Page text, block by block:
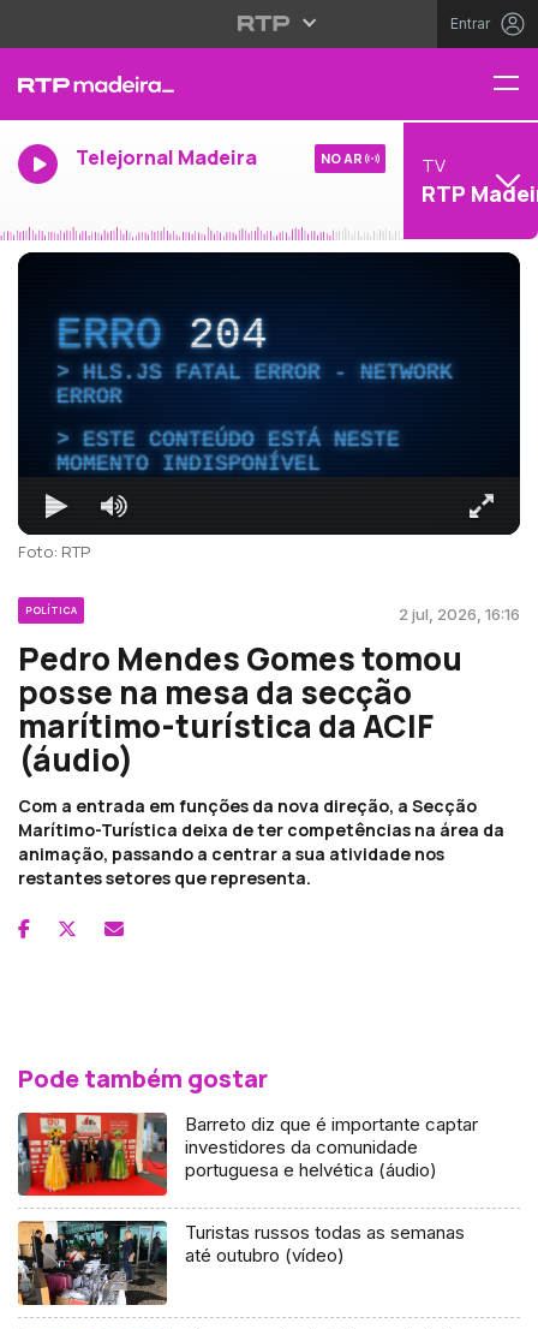
Entrar
Telejornal Madeira NO AR TV
RTP
ERRO204
HLS.JS FATAL ERROR - NETWORK
ERROR
ESTE CONTEÚDO ESTÁ NESTE
MOMENTO INDISPONÍVEL
Foto: RTP
POLÍTICA 2 jul, 2026, 16:16
Pedro Mendes Gomes tomou
posse na mesa da secção
marítimo-turística da ACIF
(áudio)
Com a entrada em funções da nova direção, a Secção
Marítimo-Turística deixa de ter competências na área da
animação, passando a centrar a sua atividade nos
restantes setores que representa.
Pode também gostar
Barreto diz que é importante captar
investidores da comunidade
portuguesa e helvética (áudio)
Turistas russos todas as semanas
até outubro (vídeo)